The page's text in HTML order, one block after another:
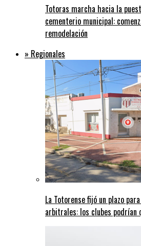
Totoras marcha hacia la
cementerio municipal:
remodelación
» Regionales
La Totorense fijó un plazo
arbitrales: los clubes podrían